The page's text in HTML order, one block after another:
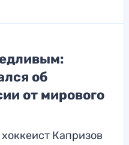
об
от мирового
Капризов